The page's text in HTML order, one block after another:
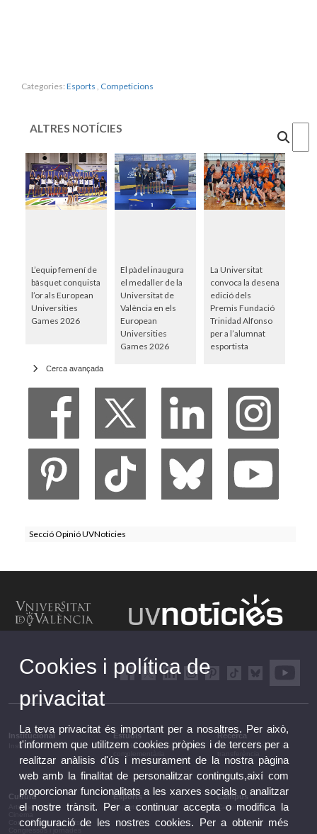
Categories: Esports Competicions
ALTRES NOTÍCIES
L’equip femení de
bàsquet conquista
l’or als European
Universities
Games 2026
El pàdel inaugura
el medaller de la
Universitat de
València en els
European
Universities
Games 2026
La Universitat
convoca la desena
edició dels
Premis Fundació
Trinidad Alfonso
per a l’alumnat
esportista
Cerca avançada
Secció Opinió UVNoticies
Institucional
Institucional
Estudis
Estudis i formació
Recerca
Recerca, innovació i
Cultura
Arts escèniques
Conferències i debats
Congressos i jornades
Esports
Esports
Campus
Campus
Cookies i política de
privacitat
La teva privacitat és important per a nosaltres. Per això,
t'informem que utilitzem cookies pròpies i de tercers per a
realitzar anàlisis d'ús i mesurament de la nostra pàgina
web amb la finalitat de personalitzar continguts,així com
proporcionar funcionalitats a les xarxes socials o analitzar
el nostre trànsit. Per a continuar accepta o modifica la
configuració de les nostres cookies. Per a obtenir més